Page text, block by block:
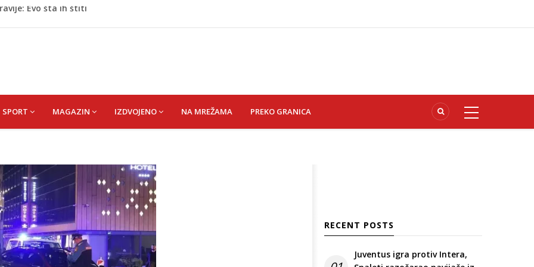
Uhapšen na granici
razočarao navijače iz BiH
Evo šta ih štiti
SPORT MAGAZIN IZDVOJENO NA MREŽAMA PREKO GRANICA
RECENT POSTS
Juventus igra protiv Intera,